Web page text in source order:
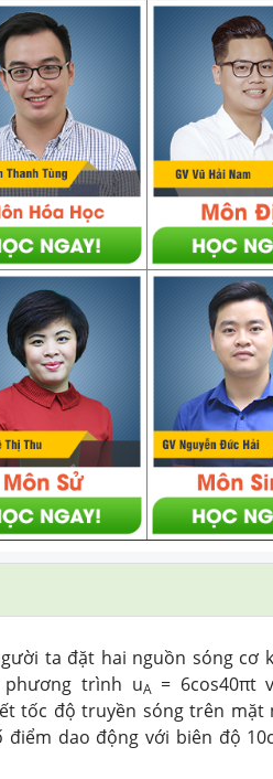
ta đặt hai nguồn sóng cơ
trình uA = 6cos40πt
tốc độ truyền sóng trên mặt
dao động với biên độ